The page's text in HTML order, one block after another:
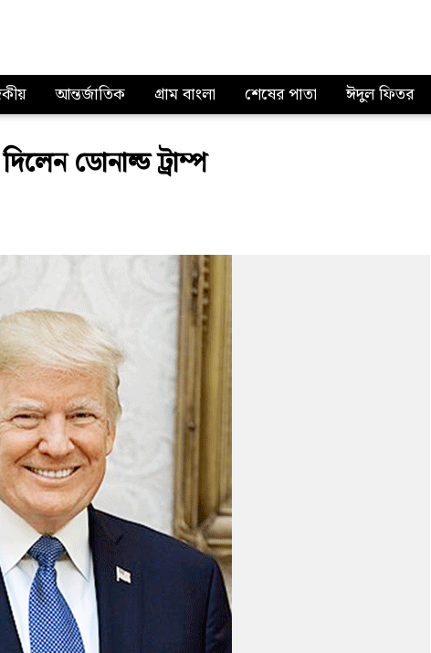
আন্তর্জাতিক গ্রাম বাংলা শেষের পাতা ঈদুল ফিতর
ডোনাল্ড ট্রাম্প